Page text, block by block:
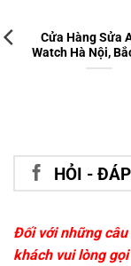
Cửa Hàng Sửa
Watch Hà Nội,
HỎI - ĐÁP
Đối với những
khách vui lòng